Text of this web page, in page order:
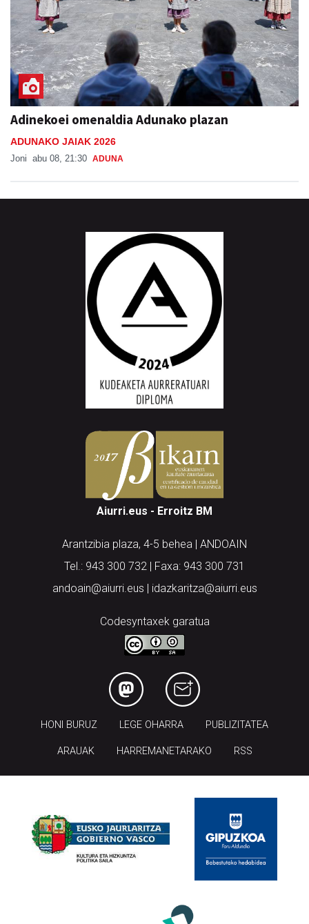
Adinekoei omenaldia Adunako plazan
ADUNAKO JAIAK 2026
Joni abu 08, 21:30 ADUNA
Aiurri.eus - Erroitz BM
Arantzibia plaza, 4-5 behea | ANDOAIN
Tel.: 943 300 732 | Faxa: 943 300 731
andoain@aiurri.eus | idazkaritza@aiurri.eus
Codesyntaxek garatua
HONI BURUZ LEGE OHARRA PUBLIZITATEA
ARAUAK HARREMANETARAKO RSS